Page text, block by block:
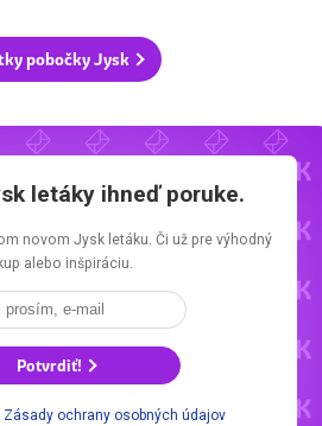
pobočky Jysk
letákyihneď poruke.
novom Jysk letáku. Či už pre výhodný
alebo inšpiráciu.
Potvrdiť!
Zásady ochrany osobných údajov